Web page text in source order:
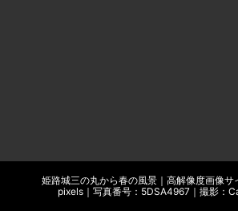
姫路城三の丸から春の風景｜高解像度画像
pixels｜写真番号：5DSA4967｜撮影：